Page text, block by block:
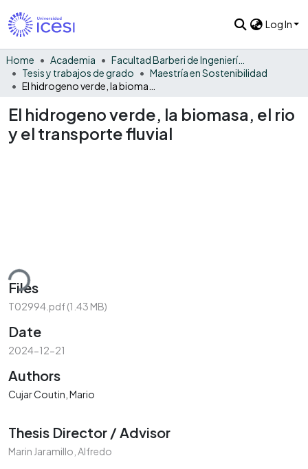
Log In
Home Academia
Facultad Barberi de Ingeniería, Diseño y Ciencias Aplicadas
Tesis y trabajos de grado
Maestría en Sostenibilidad
El hidrogeno verde, la biomasa, el rio
y el transporte fluvial
Files
T02994.pdf(1.43 MB)
Date
2024-12-21
Authors
Cujar Coutin, Mario
Thesis Director / Advisor
Marin Jaramillo, Alfredo